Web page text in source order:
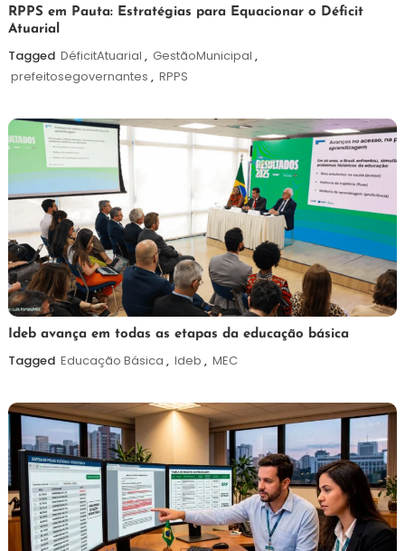
7
de
agosto
de
2026
Redação
RPPS em Pauta: Estratégias para Equacionar o Déficit
Atuarial
Tagged DéficitAtuarial , GestãoMunicipal ,
prefeitosegovernantes , RPPS
6
de
agosto
2026
Maurilio
Ideb avança em todas as etapas da educação básica
Tagged Educação Básica , Ideb , MEC